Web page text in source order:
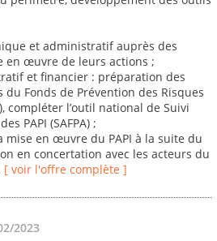
et administratif auprès des
en œuvre de leurs actions ;
et financier : préparation des
Fonds de Prévention des Risques
compléter l’outil national de Suivi
PAPI (SAFPA) ;
mise en œuvre du PAPI à la suite du
en concertation avec les acteurs du
[ voir l'offre complète ]
2023